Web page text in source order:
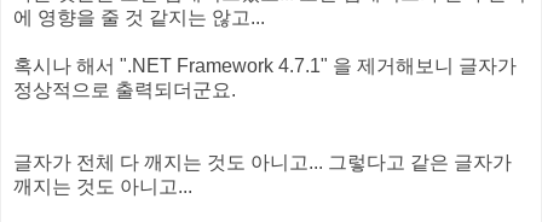
에 영향을 줄 것 같지는 않고...
혹시나 해서 ".NET Framework 4.7.1" 을 제거해보니 글자가
정상적으로 출력되더군요.
글자가 전체 다 깨지는 것도 아니고... 그렇다고 같은 글자가
깨지는 것도 아니고...